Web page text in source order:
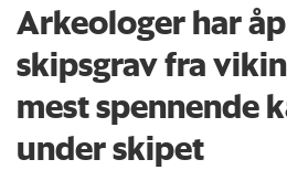
Arkeologer har
skipsgrav fra
mest spennende
under skipet